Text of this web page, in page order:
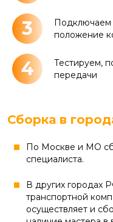
3
Подключаем
положение
4
Тестируем,
передачи
Сборка в
По Москве и МО
специалиста.
В других городах
транспортной
осуществляет и